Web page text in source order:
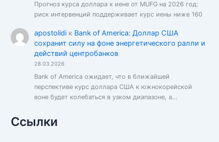
Прогноз курса доллара к иене от MUFG на 2026 год:
риск интервенций поддерживает курс иены ниже 160
apostolidiк Bank of America: Доллар США
сохранит силу на фоне энергетического ралли и
действий центробанков
28.03.2026
Bank of America ожидает, что в ближайшей
перспективе курс доллара США к южнокорейской
воне будет колебаться в узком диапазоне, а…
Ссылки